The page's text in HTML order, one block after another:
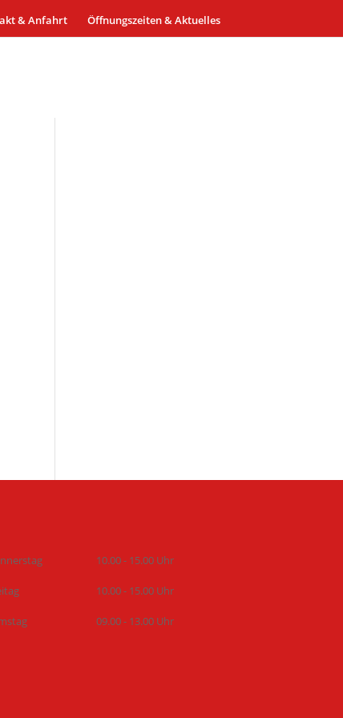
& Anfahrt Öffnungszeiten & Aktuelles
10.00 - 15.00 Uhr
10.00 - 15.00 Uhr
09.00 - 13.00 Uhr